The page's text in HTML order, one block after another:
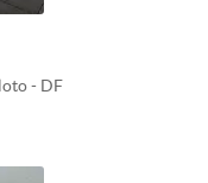
- DF